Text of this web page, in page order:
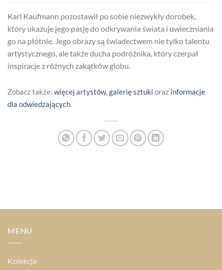
Karl Kaufmann pozostawił po sobie niezwykły dorobek,
który ukazuje jego pasję do odkrywania świata i uwieczniania
go na płótnie. Jego obrazy są świadectwem nie tylko talentu
artystycznego, ale także ducha podróżnika, który czerpał
inspiracje z różnych zakątków globu.
Zobacz także: więcej artystów,galerię sztuki oraz informacje
dla odwiedzających.
MENU
Kolekcja